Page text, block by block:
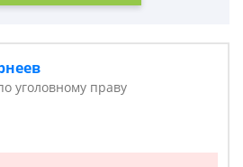
уголовному праву